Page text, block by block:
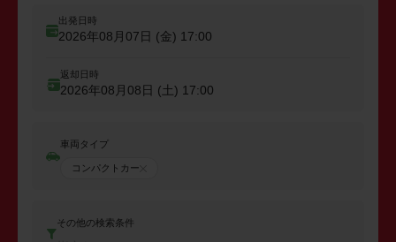
出発日時
2026年08月07日 (金) 17:00
返却日時
2026年08月08日 (土) 17:00
車両タイプ
コンパクトカー
その他の検索条件